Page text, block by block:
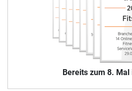
Bereits zum 8. Mal